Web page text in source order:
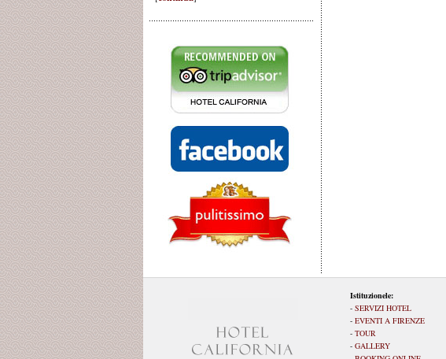
Istituzionele:
- SERVIZI HOTEL
- EVENTI A FIRENZE
- TOUR
- GALLERY